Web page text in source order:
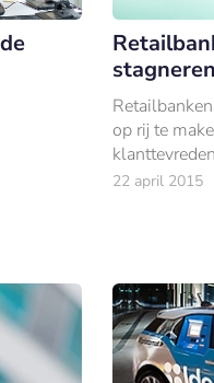
op rij te
22 april 2015